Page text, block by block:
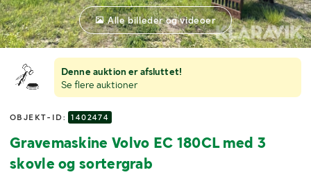
Denne auktion er afsluttet!
Se flere auktioner
OBJEKT-ID: 1402474
Gravemaskine Volvo EC 180CL med 3
skovle og sortergrab
Alle billeder og videoer